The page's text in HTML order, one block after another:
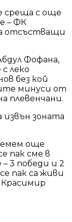
среща с още
– ФК
отсъстващи
Фофана,
леко
без кой
минуси от
плевенчани.
извън зоната
още
пак сме в
3 победи и 2
пак са живи